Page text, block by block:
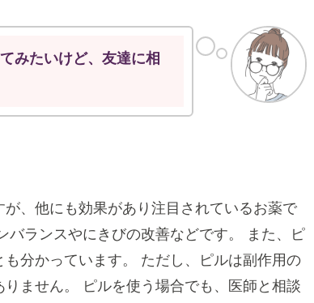
みたいけど、友達に相
、他にも効果があり注目されているお薬で
ランスやにきびの改善などです。 また、ピ
分かっています。 ただし、ピルは副作用の
ません。 ピルを使う場合でも、医師と相談